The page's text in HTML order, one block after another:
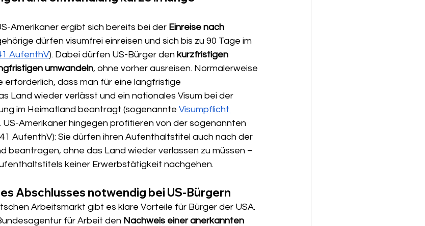
Amerikaner ergibt sich bereits bei der Einreise nach
dürfen visumfrei einreisen und sich bis zu 90 Tage im
AufenthV). Dabei dürfen US-Bürger den kurzfristigen
umwandeln, ohne vorher ausreisen. Normalerweise
erforderlich, dass man für eine langfristige
Land wieder verlässt und ein nationales Visum bei der
im Heimatland beantragt (sogenannte Visumpflicht
US-Amerikaner hingegen profitieren von der sogenannten
AufenthV): Sie dürfen ihren Aufenthaltstitel auch nach der
beantragen, ohne das Land wieder verlassen zu müssen –
keiner Erwerbstätigkeit nachgehen.
Abschlusses notwendig bei US-Bürgern
Arbeitsmarkt gibt es klare Vorteile für Bürger der USA.
für Arbeit den Nachweis einer anerkannten